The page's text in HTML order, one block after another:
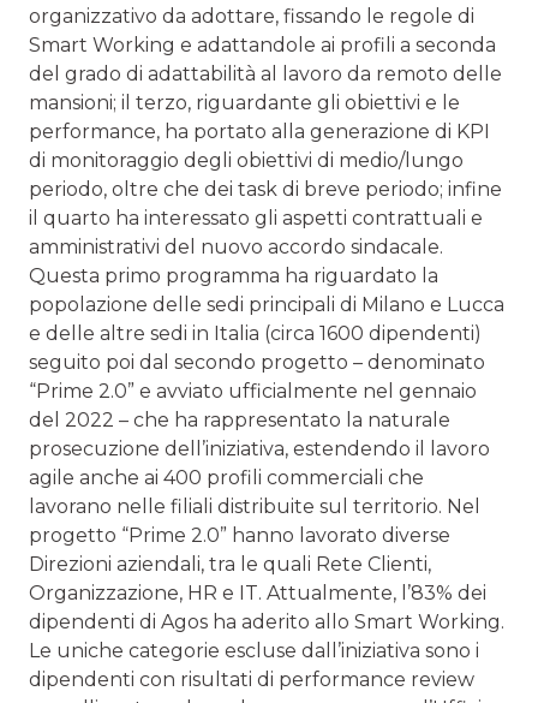
organizzativo da adottare, fissando le regole di
Smart Working e adattandole ai profili a seconda
del grado di adattabilità al lavoro da remoto delle
mansioni; il terzo, riguardante gli obiettivi e le
performance, ha portato alla generazione di KPI
di monitoraggio degli obiettivi di medio/lungo
periodo, oltre che dei task di breve periodo; infine
il quarto ha interessato gli aspetti contrattuali e
amministrativi del nuovo accordo sindacale.
Questa primo programma ha riguardato la
popolazione delle sedi principali di Milano e Lucca
e delle altre sedi in Italia (circa 1600 dipendenti)
seguito poi dal secondo progetto – denominato
“Prime 2.0” e avviato ufficialmente nel gennaio
del 2022 – che ha rappresentato la naturale
prosecuzione dell’iniziativa, estendendo il lavoro
agile anche ai 400 profili commerciali che
lavorano nelle filiali distribuite sul territorio. Nel
progetto “Prime 2.0” hanno lavorato diverse
Direzioni aziendali, tra le quali Rete Clienti,
Organizzazione, HR e IT. Attualmente, l’83% dei
dipendenti di Agos ha aderito allo Smart Working.
Le uniche categorie escluse dall’iniziativa sono i
dipendenti con risultati di performance review